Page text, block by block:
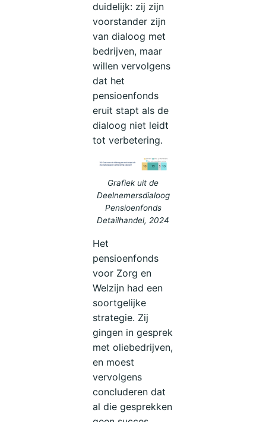
duidelijk: zij zijn
voorstander zijn
van dialoog met
bedrijven, maar
willen vervolgens
dat het
pensioenfonds
eruit stapt als de
dialoog niet leidt
tot verbetering.
Grafiek uit de
Deelnemersdialoog
Pensioenfonds
Detailhandel, 2024
Het
pensioenfonds
voor Zorg en
Welzijn had een
soortgelijke
strategie. Zij
gingen in gesprek
met oliebedrijven,
en moest
vervolgens
concluderen dat
al die gesprekken